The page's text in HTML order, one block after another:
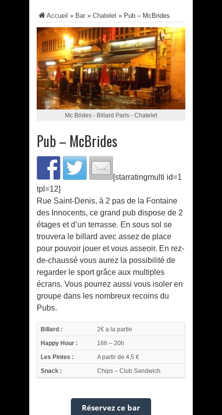
Accueil » Bar » Chatelet » Pub – McBrides
Mc Brides - Billard Paris - Chatelet
Pub – McBrides
[starratingmulti id=1
tpl=12]
Rue Saint-Denis, à 2 pas de la Fontaine
des Innocents, ce grand pub dispose de 2
étages et d’un terrasse. En sous sol se
trouvera le billard avec assez de place
pour pouvoir jouer et vous asseoir. En rez-
de-chaussé vous aurez la possibilité de
regarder le sport grâce aux multiples
écrans. Vous pourrez aussi vous isoler en
groupe dans les nombreux recoins du
Pubs.
Billard :
2€ a la partie
Happy Hour :
16h – 20h
Les Pintes :
A partir de 4,5 €
Snack :
Chips – Club Sandwich
Réservez ce bar